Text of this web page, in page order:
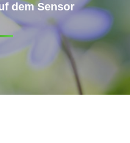
dem Sensor